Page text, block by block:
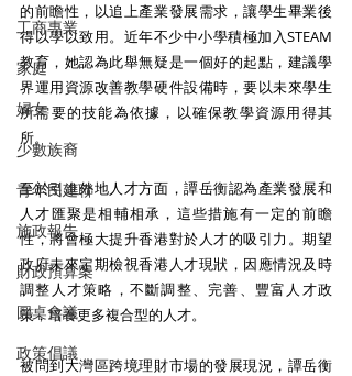
工商專業
家庭
婦女
少數族裔
青年民建聯
施政報告
財政預算案
圓桌會議
政策倡議
的前瞻性，以追上產業發展需求，讓學生畢業後
得以學以致用。近年不少中小學積極加入STEAM
教育，她認為此舉無疑是一個好的起點，建議學
界運用資源改善教學硬件設備時，要以未來學生
所需要的技能為依據，以確保教學資源用得其
所。
至於引進外地人才方面，譚岳衡認為產業發展和
人才匯聚是相輔相承，這些措施有一定的前瞻
性，將會極大提升香港對於人才的吸引力。期望
政府未來定期檢視香港人才現狀，因應情況及時
調整人才策略，不斷調整、完善、豐富人才政
策，培養更多複合型的人才。
被問到大灣區跨境理財市場的發展現況，譚岳衡